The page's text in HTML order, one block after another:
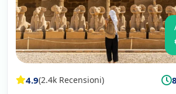
4.9(2.4k Recensioni)